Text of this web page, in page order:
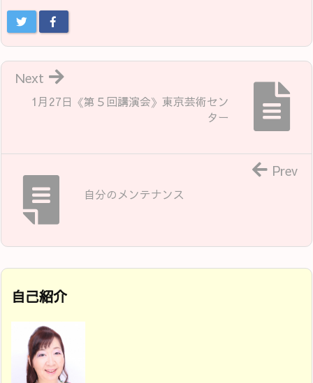
1月27日《第５回講演会》東京芸術セン
ター
Next
自分のメンテナンス
Prev
自己紹介